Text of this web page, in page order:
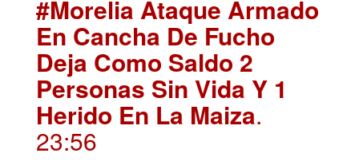
#Morelia Ataque Armado
En Cancha De Fucho
Deja Como Saldo 2
Personas Sin Vida Y 1
Herido En La Maiza.
23:56